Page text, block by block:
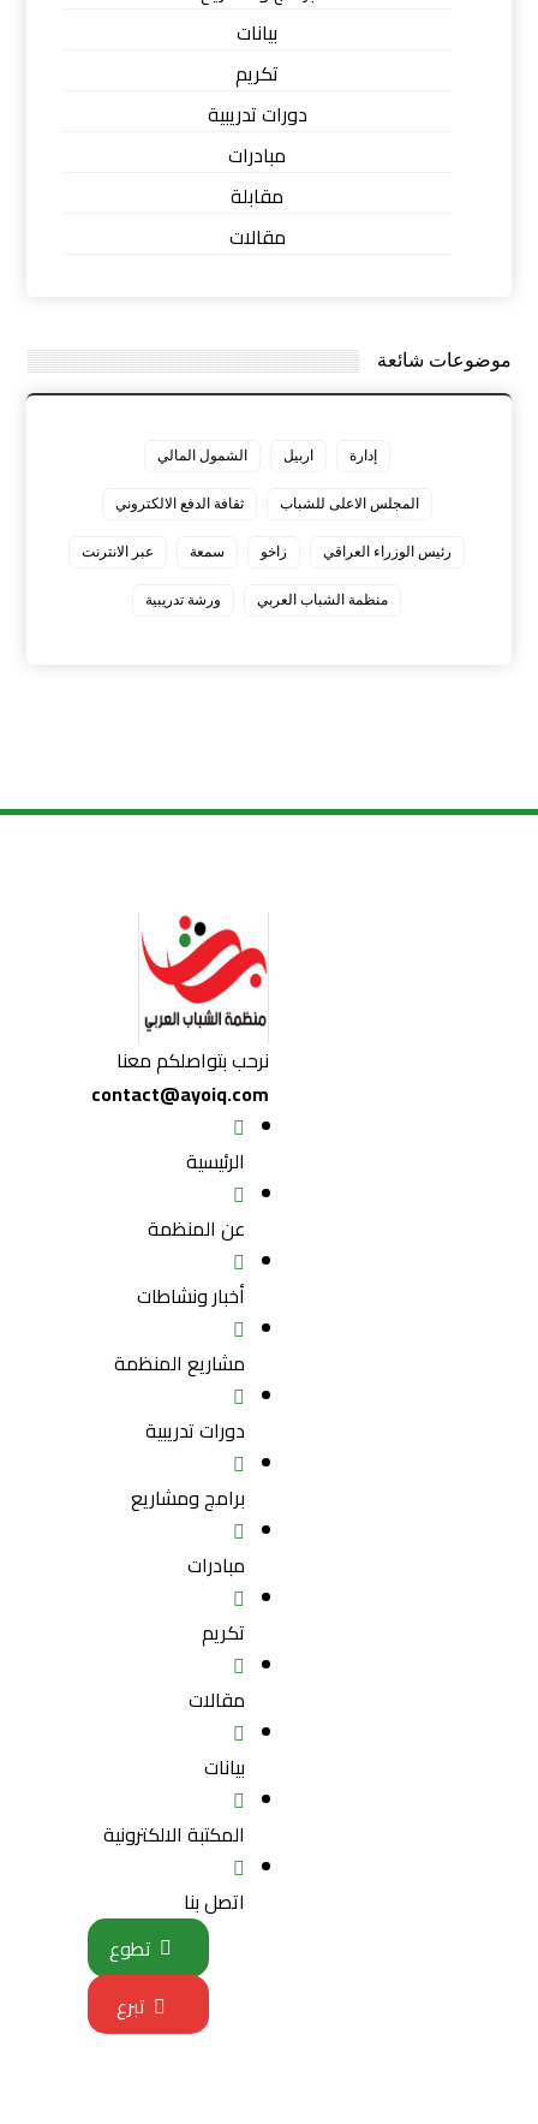
بيانات
تكريم
دورات تدريبية
مبادرات
مقابلة
مقالات
موضوعات شائعة
إدارة اربيل الشمول المالي
المجلس الاعلى للشباب ثقافة الدفع الالكتروني
رئيس الوزراء العراقي زاخو سمعة عبر الانترنت
منظمة الشباب العربي ورشة تدريبية
نرحب بتواصلكم معنا
contact@ayoiq.com
الرئيسية
عن المنظمة
أخبار ونشاطات
مشاريع المنظمة
دورات تدريبية
برامج ومشاريع
مبادرات
تكريم
مقالات
بيانات
المكتبة الالكترونية
اتصل بنا
تطوع
تبرع